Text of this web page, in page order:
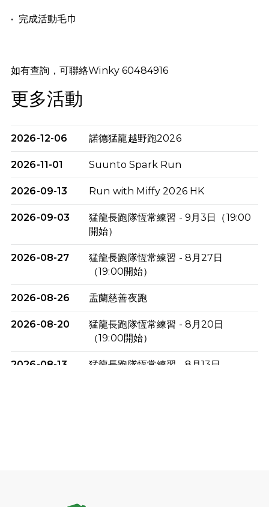
•⁠ ⁠完成活動毛巾
如有查詢，可聯絡Winky 60484916
更多活動
2026-12-06 諾德猛龍越野跑2026
2026-11-01 Suunto Spark Run
2026-09-13 Run with Miffy 2026 HK
2026-09-03
猛龍長跑隊恆常練習 - 9月3日（19:00
開始）
2026-08-27
猛龍長跑隊恆常練習 - 8月27日
（19:00開始）
2026-08-26 盂蘭慈善夜跑
2026-08-20
猛龍長跑隊恆常練習 - 8月20日
（19:00開始）
2026-08-13
猛龍長跑隊恆常練習 - 8月13日